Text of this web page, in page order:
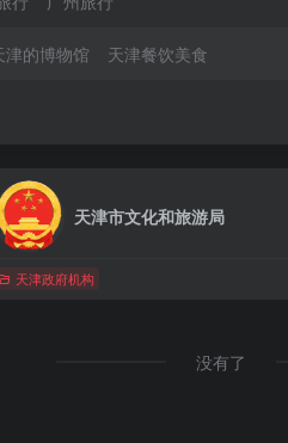
津的博物馆 天津餐饮美食
天津市文化和旅游局
天津政府机构
没有了